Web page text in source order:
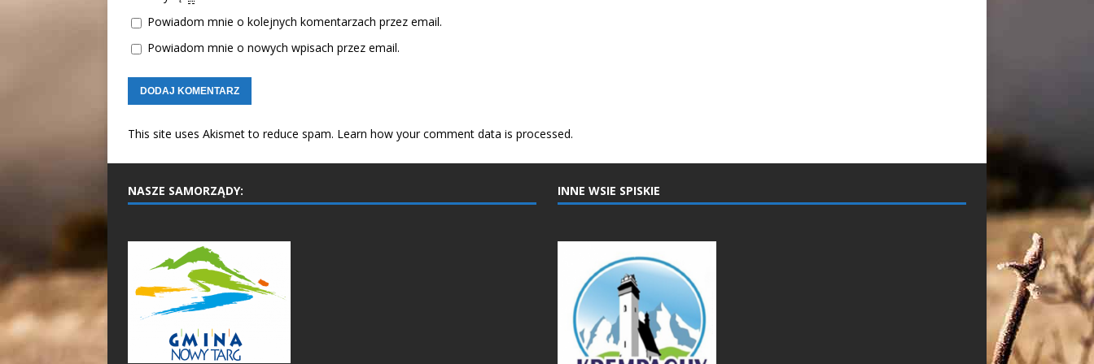
Powiadom mnie o kolejnych komentarzach przez email.
Powiadom mnie o nowych wpisach przez email.
This site uses Akismet to reduce spam. Learn how your comment data is processed.
NASZE SAMORZĄDY: INNE WSIE SPISKIE